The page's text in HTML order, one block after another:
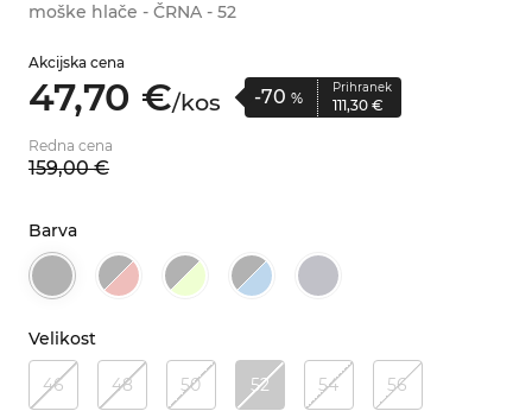
moške hlače - ČRNA - 52
Akcijska cena
47,70 €/kos -70 %
Prihranek
111,30 €
Redna cena
159,00 €
Barva
Velikost
46 48 50 52 54 56